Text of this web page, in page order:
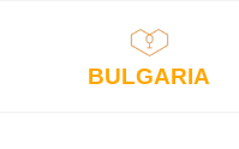
BULGARIA